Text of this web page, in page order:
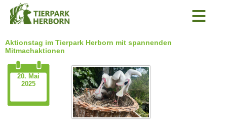
≡
Aktionstag im Tierpark Herborn mit spannenden
Mitmachaktionen
20. Mai
2025